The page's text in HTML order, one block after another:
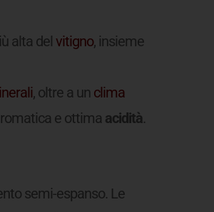
alta del vitigno, insieme
, oltre a un clima
e ottima acidità.
semi-espanso. Le